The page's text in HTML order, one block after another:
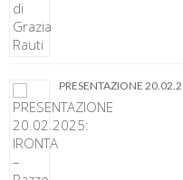
PRESENTAZIONE